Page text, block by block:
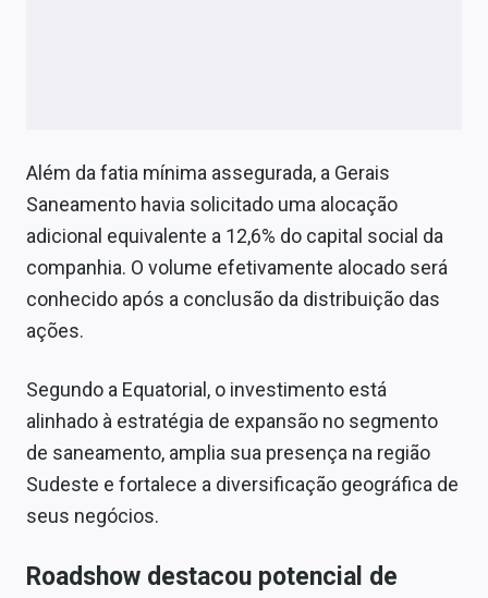
Além da fatia mínima assegurada, a Gerais
Saneamento havia solicitado uma alocação
adicional equivalente a 12,6% do capital social da
companhia. O volume efetivamente alocado será
conhecido após a conclusão da distribuição das
ações.
Segundo a Equatorial, o investimento está
alinhado à estratégia de expansão no segmento
de saneamento, amplia sua presença na região
Sudeste e fortalece a diversificação geográfica de
seus negócios.
Roadshow destacou potencial de